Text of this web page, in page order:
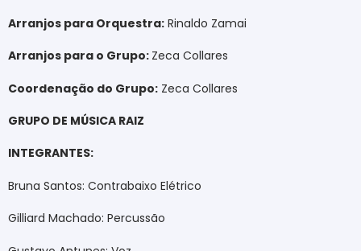
Arranjos para Orquestra: Rinaldo Zamai
Arranjos para o Grupo: Zeca Collares
Coordenação do Grupo: Zeca Collares
GRUPO DE MÚSICA RAIZ
INTEGRANTES:
Bruna Santos: Contrabaixo Elétrico
Gilliard Machado: Percussão